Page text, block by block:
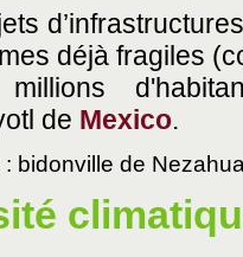
déjà fragiles
de Mexico.
bidonville de